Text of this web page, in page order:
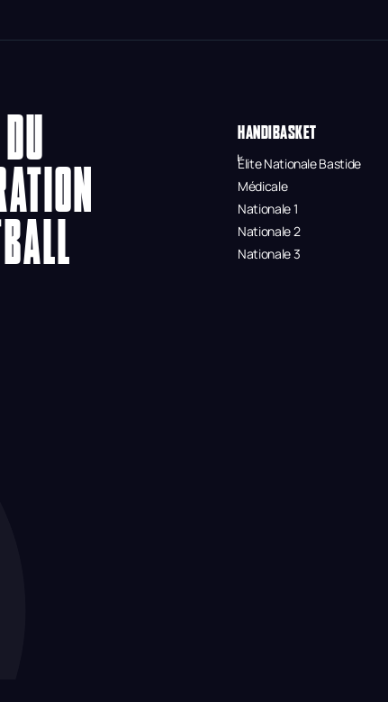
HANDIBASKET
Élite Nationale Bastide
Médicale
Nationale 1
Nationale 2
Nationale 3